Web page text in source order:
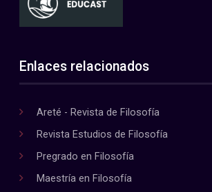
Enlaces relacionados
Areté - Revista de Filosofía
Revista Estudios de Filosofía
Pregrado en Filosofía
Maestría en Filosofía